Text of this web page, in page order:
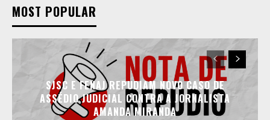
MOST POPULAR
SJSC E FENAJ REPUDIAM NOVO CASO DE
ASSÉDIO JUDICIAL CONTRA A JORNALISTA
AMANDA MIRANDA